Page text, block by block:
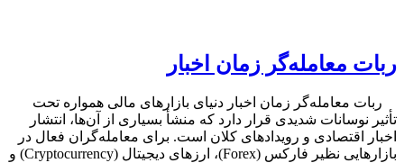
ربات معامله‌گر زمان اخبار
ربات معامله‌گر زمان اخبار دنیای بازارهای مالی همواره تحت
تأثیر نوسانات شدیدی قرار دارد که منشأ بسیاری از آن‌ها، انتشار
اخبار اقتصادی و رویدادهای کلان است. برای معامله‌گران فعال در
بازارهایی نظیر فارکس (Forex)، ارزهای دیجیتال (Cryptocurrency) و